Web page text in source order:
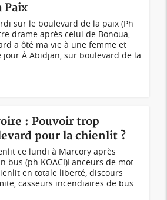
Paix
sur le boulevard de la paix (Ph
drame après celui de Bonoua,
a ôté ma vie à une femme et
jour.À Abidjan, sur boulevard de la
: Pouvoir trop
pour la chienlit ?
ce lundi à Marcory après
bus (ph KOACI)Lanceurs de mot
en totale liberté, discours
casseurs incendiaires de bus